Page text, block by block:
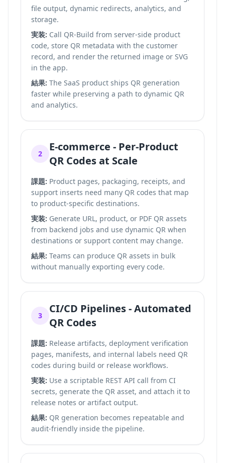
file output, dynamic redirects, analytics, and
storage.
実装: Call QR-Build from server-side product
code, store QR metadata with the customer
record, and render the returned image or SVG
in the app.
結果: The SaaS product ships QR generation
faster while preserving a path to dynamic QR
and analytics.
2
E-commerce - Per-Product
QR Codes at Scale
課題: Product pages, packaging, receipts, and
support inserts need many QR codes that map
to product-specific destinations.
実装: Generate URL, product, or PDF QR assets
from backend jobs and use dynamic QR when
destinations or support content may change.
結果: Teams can produce QR assets in bulk
without manually exporting every code.
3
CI/CD Pipelines - Automated
QR Codes
課題: Release artifacts, deployment verification
pages, manifests, and internal labels need QR
codes during build or release workflows.
実装: Use a scriptable REST API call from CI
secrets, generate the QR asset, and attach it to
release notes or artifact output.
結果: QR generation becomes repeatable and
audit-friendly inside the pipeline.